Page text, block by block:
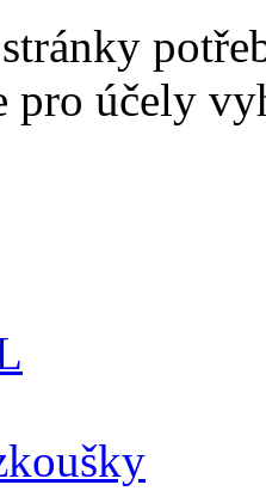
pro účely